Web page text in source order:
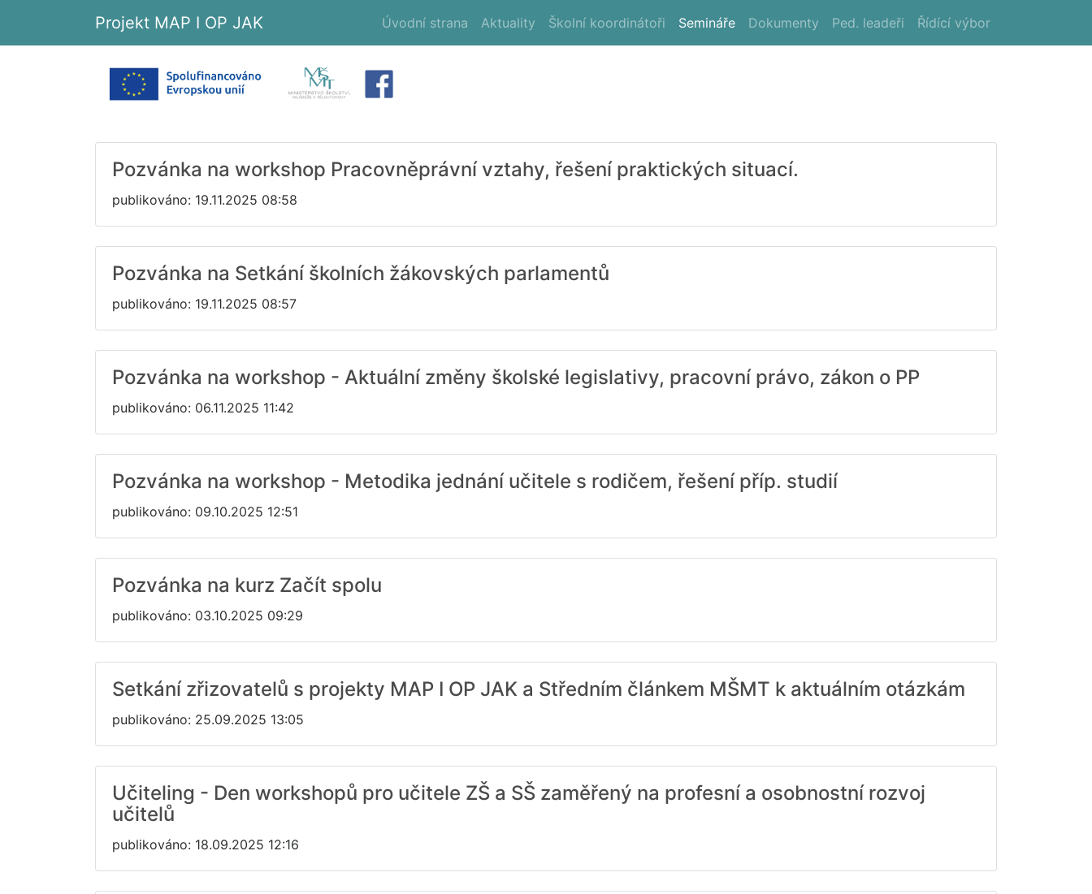
Projekt MAP I OP JAK Úvodní strana (current)
Aktuality Školní koordinátoři Semináře Dokumenty Ped. leadeři Řídící výbor
Pozvánka na workshop Pracovněprávní vztahy, řešení praktických situací.
publikováno: 19.11.2025 08:58
Pozvánka na Setkání školních žákovských parlamentů
publikováno: 19.11.2025 08:57
Pozvánka na workshop - Aktuální změny školské legislativy, pracovní právo, zákon o PP
publikováno: 06.11.2025 11:42
Pozvánka na workshop - Metodika jednání učitele s rodičem, řešení příp. studií
publikováno: 09.10.2025 12:51
Pozvánka na kurz Začít spolu
publikováno: 03.10.2025 09:29
Setkání zřizovatelů s projekty MAP I OP JAK a Středním článkem MŠMT k aktuálním otázkám
publikováno: 25.09.2025 13:05
Učiteling - Den workshopů pro učitele ZŠ a SŠ zaměřený na profesní a osobnostní rozvoj
učitelů
publikováno: 18.09.2025 12:16